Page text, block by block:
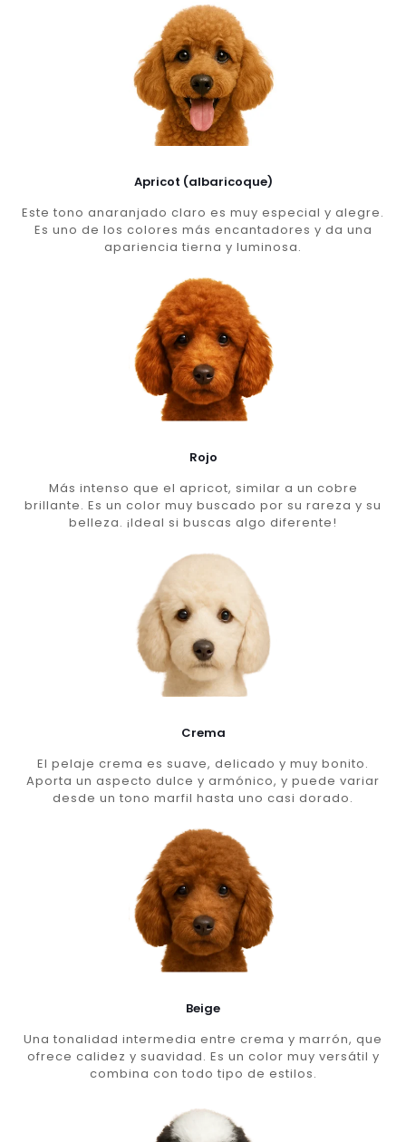
Apricot (albaricoque)
Este tono anaranjado claro es muy especial y alegre.
Es uno de los colores más encantadores y da una
apariencia tierna y luminosa.
Rojo
Más intenso que el apricot, similar a un cobre
brillante. Es un color muy buscado por su rareza y su
belleza. ¡Ideal si buscas algo diferente!
Crema
El pelaje crema es suave, delicado y muy bonito.
Aporta un aspecto dulce y armónico, y puede variar
desde un tono marfil hasta uno casi dorado.
Beige
Una tonalidad intermedia entre crema y marrón, que
ofrece calidez y suavidad. Es un color muy versátil y
combina con todo tipo de estilos.